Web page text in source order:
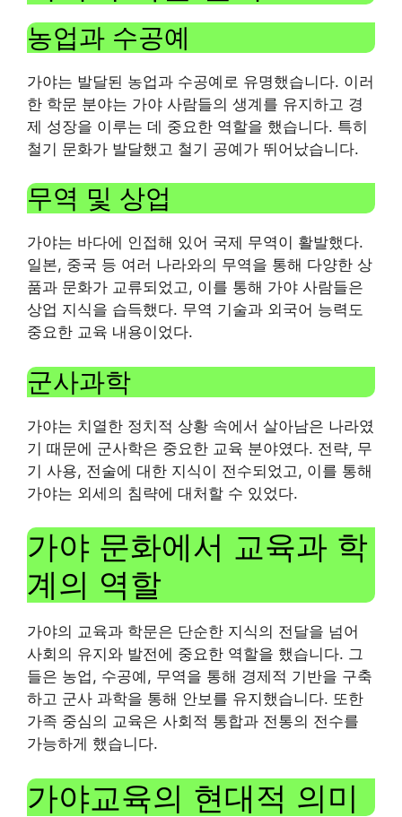
농업과 수공예
가야는 발달된 농업과 수공예로 유명했습니다. 이러
한 학문 분야는 가야 사람들의 생계를 유지하고 경
제 성장을 이루는 데 중요한 역할을 했습니다. 특히
철기 문화가 발달했고 철기 공예가 뛰어났습니다.
무역 및 상업
가야는 바다에 인접해 있어 국제 무역이 활발했다.
일본, 중국 등 여러 나라와의 무역을 통해 다양한 상
품과 문화가 교류되었고, 이를 통해 가야 사람들은
상업 지식을 습득했다. 무역 기술과 외국어 능력도
중요한 교육 내용이었다.
군사과학
가야는 치열한 정치적 상황 속에서 살아남은 나라였
기 때문에 군사학은 중요한 교육 분야였다. 전략, 무
기 사용, 전술에 대한 지식이 전수되었고, 이를 통해
가야는 외세의 침략에 대처할 수 있었다.
가야 문화에서 교육과 학
계의 역할
가야의 교육과 학문은 단순한 지식의 전달을 넘어
사회의 유지와 발전에 중요한 역할을 했습니다. 그
들은 농업, 수공예, 무역을 통해 경제적 기반을 구축
하고 군사 과학을 통해 안보를 유지했습니다. 또한
가족 중심의 교육은 사회적 통합과 전통의 전수를
가능하게 했습니다.
가야교육의 현대적 의미